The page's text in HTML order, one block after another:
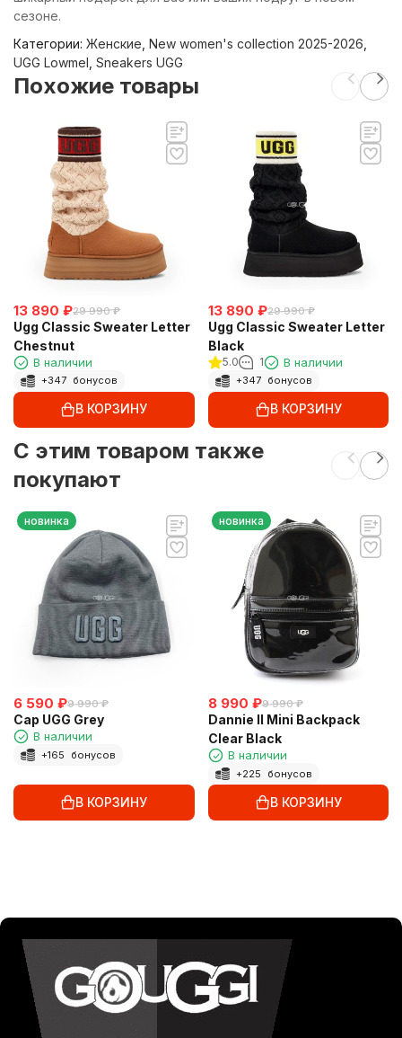
сезоне.
Категории: Женские New women's collection 2025-2026
UGG Lowmel Sneakers UGG
Похожие товары
13 890 ₽29 990 ₽
Ugg Classic Sweater Letter
Chestnut
В наличии
+347 бонусов
В КОРЗИНУ
13 890 ₽29 990 ₽
Ugg Classic Sweater Letter
Black
5.0 1 В наличии
+347 бонусов
В КОРЗИНУ
C этим товаром также
покупают
новинка
6 590 ₽9 990 ₽
Cap UGG Grey
В наличии
+165 бонусов
В КОРЗИНУ
новинка
8 990 ₽9 990 ₽
Dannie II Mini Backpack
Clear Black
В наличии
+225 бонусов
В КОРЗИНУ